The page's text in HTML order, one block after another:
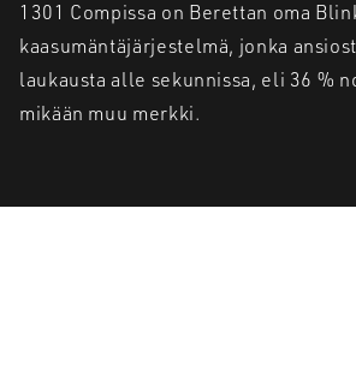
1301 Compissa on Berettan oma
kaasumäntäjärjestelmä, jonka
laukausta alle sekunnissa, eli 36 %
mikään muu merkki.